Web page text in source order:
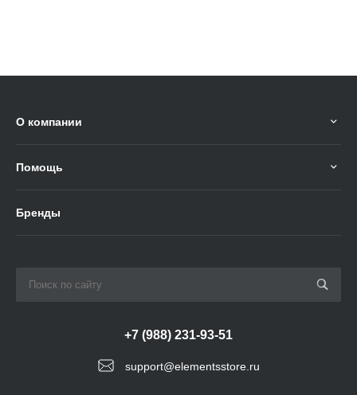
О компании
Помощь
Бренды
support@elementsstore.ru
+7 (988) 231-93-51